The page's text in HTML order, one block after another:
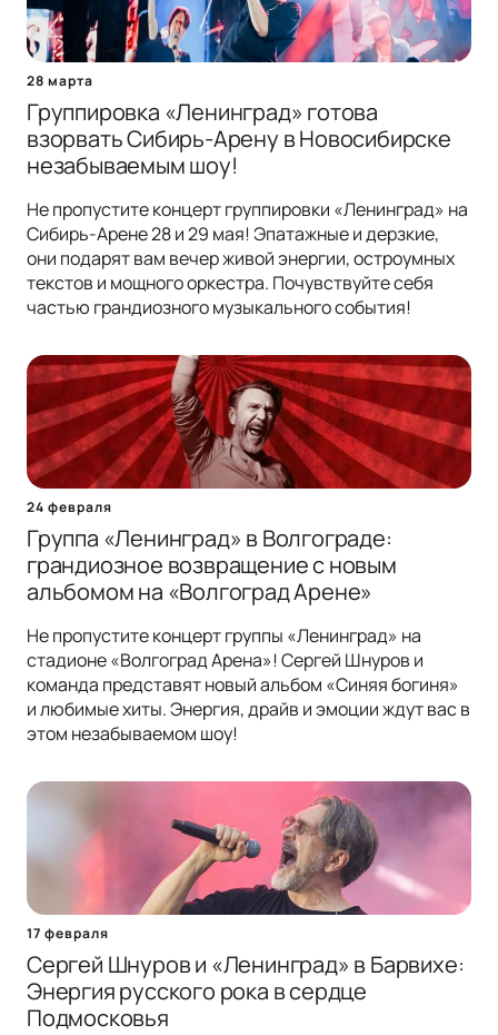
28 марта
Группировка «Ленинград» готова
взорвать Сибирь-Арену в Новосибирске
незабываемым шоу!
Не пропустите концерт группировки «Ленинград» на
Сибирь-Арене 28 и 29 мая! Эпатажные и дерзкие,
они подарят вам вечер живой энергии, остроумных
текстов и мощного оркестра. Почувствуйте себя
частью грандиозного музыкального события!
24 февраля
Группа «Ленинград» в Волгограде:
грандиозное возвращение с новым
альбомом на «Волгоград Арене»
Не пропустите концерт группы «Ленинград» на
стадионе «Волгоград Арена»! Сергей Шнуров и
команда представят новый альбом «Синяя богиня»
и любимые хиты. Энергия, драйв и эмоции ждут вас в
этом незабываемом шоу!
17 февраля
Сергей Шнуров и «Ленинград» в Барвихе:
Энергия русского рока в сердце
Подмосковья